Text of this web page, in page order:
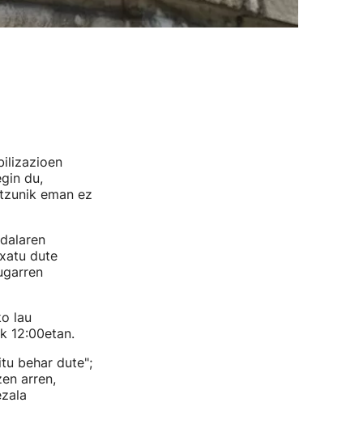
du,
eman ez
dute
lau
12:00etan.
behar dute";
arren,